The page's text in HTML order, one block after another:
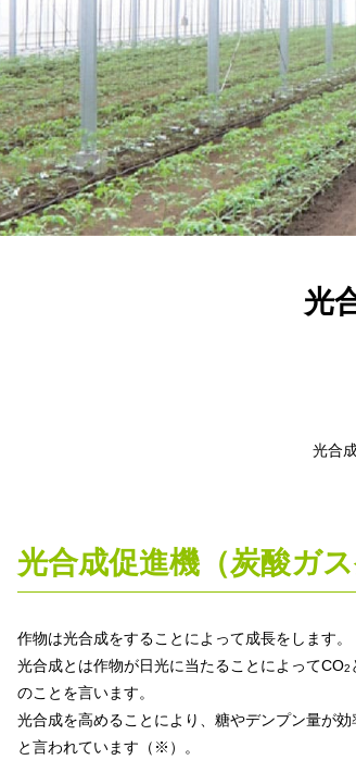
光
光合
光合成促進機（炭酸ガ
作物は光合成をすることによって成長をします。
光合成とは作物が日光に当たることによってCO2
のことを言います。
光合成を高めることにより、糖やデンプン量が
と言われています（※）。